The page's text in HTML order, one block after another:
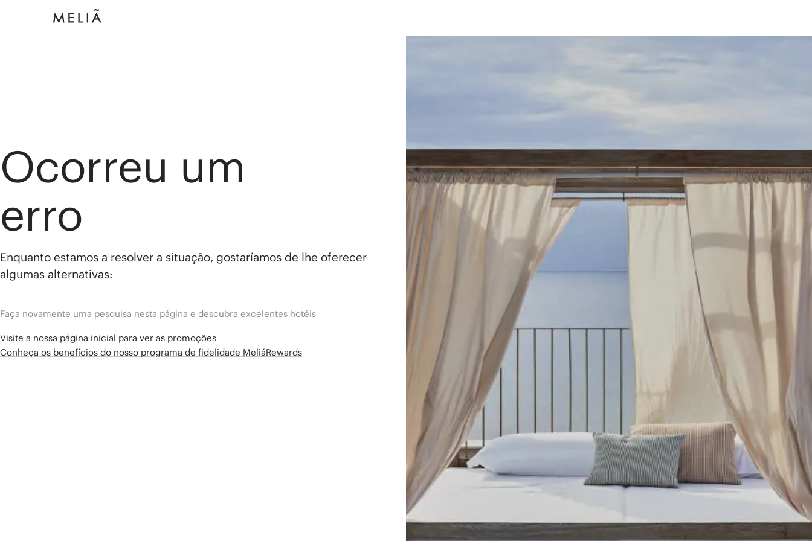
Ocorreu um
erro
Enquanto estamos a resolver a situação, gostaríamos de lhe oferecer
algumas alternativas:
Faça novamente uma pesquisa nesta página e descubra excelentes hotéis
Visite a nossa página inicial para ver as promoções
Conheça os benefícios do nosso programa de fidelidade MeliáRewards